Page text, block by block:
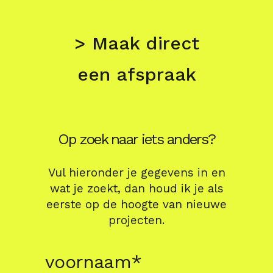
> Maak direct
een afspraak
Op zoek naar iets anders?
Vul hieronder je gegevens in en
wat je zoekt, dan houd ik je als
eerste op de hoogte van nieuwe
projecten.